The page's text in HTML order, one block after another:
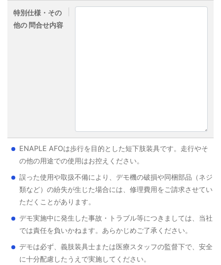
特別仕様・その
他の 問合せ内容
ENAPLE AFOは歩行を目的とした短下肢装具です。走行やそ
の他の用途での使用はお控えください。
誤った使用や取扱不備により、デモ機の破損や同梱部品（ネジ
類など）の紛失が生じた場合には、修理費用をご請求させてい
ただくことがあります。
デモ実施中に発生した事故・トラブル等につきましては、当社
では責任を負いかねます。あらかじめご了承ください。
デモは必ず、義肢装具士または医療スタッフの監督下で、安全
に十分配慮したうえで実施してください。